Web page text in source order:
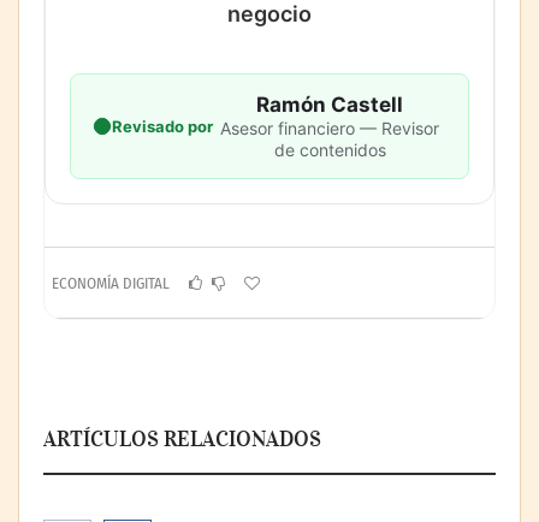
negocio
Revisado por
Ramón Castell
Asesor financiero — Revisor
de contenidos
ECONOMÍA DIGITAL
ARTÍCULOS RELACIONADOS